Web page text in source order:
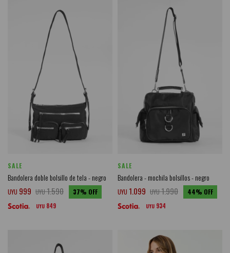
SALE
Bandolera doble bolsillo de tela - negro
UYU 999 UYU1.590 37
UYU 849
SALE
Bandolera - mochila bolsillos - negro
UYU 1.099 UYU1.990 44
UYU 934